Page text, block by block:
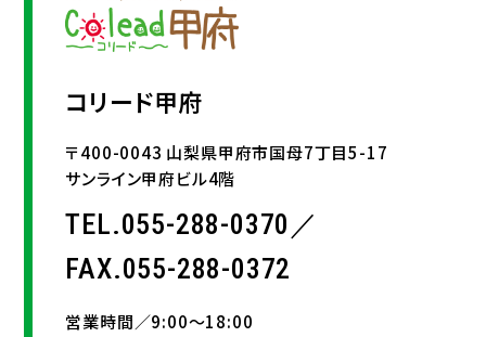
コリード甲府
〒400-0043 山梨県甲府市国母7丁目5-17
サンライン甲府ビル4階
TEL.055-288-0370／
FAX.055-288-0372
営業時間／9:00〜18:00